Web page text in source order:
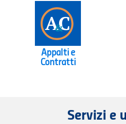
Appalti e
Contratti
Servizi e